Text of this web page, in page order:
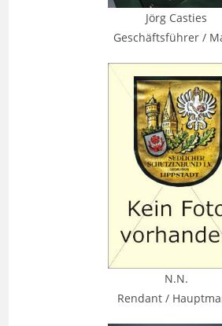
Jörg Casties
Geschäftsführer /
N.N.
Rendant /